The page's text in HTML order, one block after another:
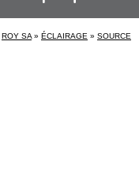
ROY SA » ÉCLAIRAGE » SOURCE